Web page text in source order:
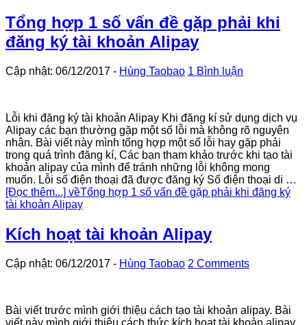
Tổng hợp 1 số vấn đề gặp phải khi
đăng ký tài khoản Alipay
Cập nhật: 06/12/2017 - Hùng Taobao 1 Bình luận
Lỗi khi đăng ký tài khoản Alipay Khi đăng kí sử dụng dịch vụ
Alipay các bạn thường gặp một số lỗi mà không rõ nguyên
nhân. Bài viết này mình tổng hợp một số lỗi hay gặp phải
trong quá trình đăng kí, Các bạn tham khảo trước khi tạo tài
khoản alipay của mình để tránh những lỗi không mong
muốn. Lỗi số điện thoại đã được đăng ký Số điện thoại di …
[Đọc thêm...] vềTổng hợp 1 số vấn đề gặp phải khi đăng ký
tài khoản Alipay
Kích hoạt tài khoản Alipay
Cập nhật: 06/12/2017 - Hùng Taobao 2 Comments
Bài viết trước mình giới thiệu cách tạo tài khoản alipay. Bài
viết này mình giới thiệu cách thức kích hoạt tài khoản alipay